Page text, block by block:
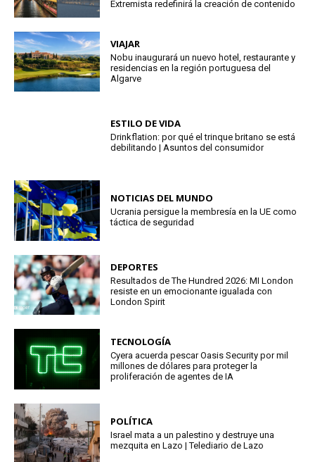
Extremista redefinirá la creación de contenido
VIAJAR
Nobu inaugurará un nuevo hotel, restaurante y
residencias en la región portuguesa del
Algarve
ESTILO DE VIDA
Drinkflation: por qué el trinque britano se está
debilitando | Asuntos del consumidor
NOTICIAS DEL MUNDO
Ucrania persigue la membresía en la UE como
táctica de seguridad
DEPORTES
Resultados de The Hundred 2026: MI London
resiste en un emocionante igualada con
London Spirit
TECNOLOGÍA
Cyera acuerda pescar Oasis Security por mil
millones de dólares para proteger la
proliferación de agentes de IA
POLÍTICA
Israel mata a un palestino y destruye una
mezquita en Lazo | Telediario de Lazo